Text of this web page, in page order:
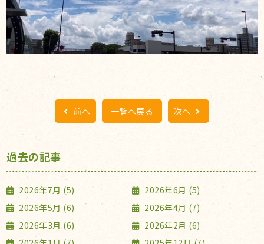
前へ 一覧へ戻る 次へ
過去の記事
2026年7月 (5)
2026年6月 (5)
2026年5月 (6)
2026年4月 (7)
2026年3月 (6)
2026年2月 (6)